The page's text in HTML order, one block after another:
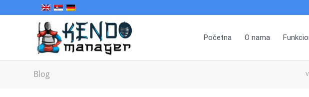
Početna O nama
Blog